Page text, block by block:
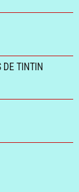
DE TINTIN